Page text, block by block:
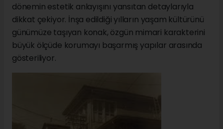
dönemin estetik anlayışını yansıtan detaylarıyla
dikkat çekiyor. İnşa edildiği yılların yaşam kültürünü
günümüze taşıyan konak, özgün mimari karakterini
büyük ölçüde korumayı başarmış yapılar arasında
gösteriliyor.